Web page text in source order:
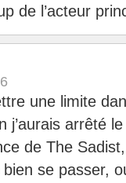
de l’acteur
une limite
j’aurais arrêté
de The
se passer,